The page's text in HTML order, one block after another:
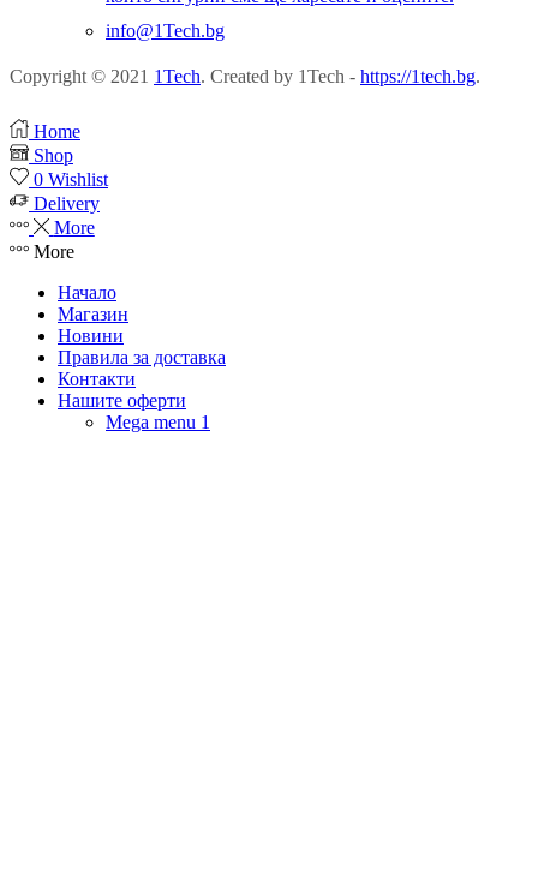
info@1Tech.bg
Copyright © 2021 1Tech. Created by 1Tech - https://1tech.bg.
Home
Shop
0 Wishlist
Delivery
More
More
Начало
Магазин
Новини
Правила за доставка
Контакти
Нашите оферти
Mega menu 1